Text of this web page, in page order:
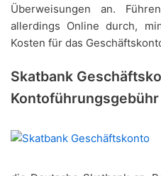
Überweisungen an.
allerdings Online durch,
Kosten für das
Skatbank
Kontoführungsgebühr